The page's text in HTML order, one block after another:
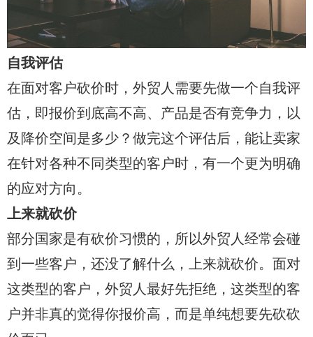
自我评估
在面对客户砍价时，外贸人需要先做一个自我评
估，即报价到底高不高、产品是否有竞争力，以
及降价空间是多少？做完这个评估后，能让卖家
在针对各种不同类型的客户时，有一个更为明确
的应对方向。
上来就砍价
部分国家是有砍价习惯的，所以外贸人经常会碰
到一些客户，还没了解什么，上来就砍价。面对
这类型的客户，外贸人最好先拒绝，这类型的客
户并非真的觉得你报价高，而是单纯想要先砍砍